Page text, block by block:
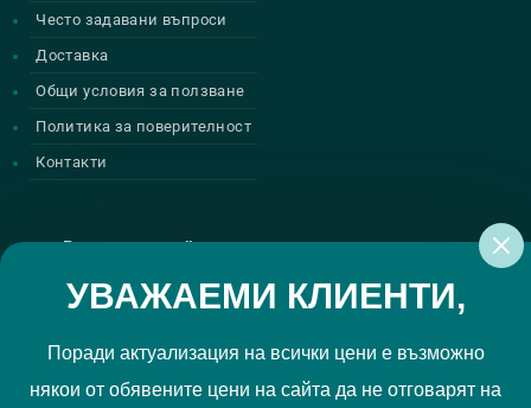
УВАЖАЕМИ КЛИЕНТИ,
Поради актуализация на всички цени е възможно
някои от обявените цени на сайта да не отговарят на
Често задавани въпроси
Доставка
Общи условия за ползване
Политика за поверителност
Контакти
Регистрирай се за нашите атрактивни
Прочетох и приемам Политиката за поверителност